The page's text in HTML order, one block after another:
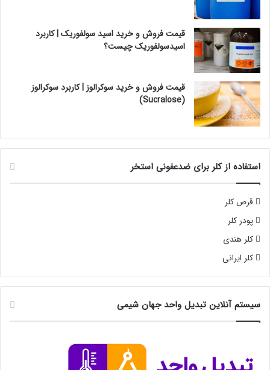
قیمت فروش و خرید اسید سولفوریک | کاربرد
اسیدسولفوریک چیست؟
قیمت فروش و خرید سوکرالوز | کاربرد سوکرالوز
(Sucralose)
استفاده از کلر برای ضدعفونی استخر
قرص کلر
پودر کلر
کلر هندی
کلر ایرانی
سیستم آنلاین تبدیل واحد جهان شیمی